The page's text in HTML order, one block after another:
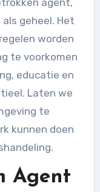
geheel. Het
worden
te voorkomen
educatie en
Laten we
te
kunnen doen
Agent